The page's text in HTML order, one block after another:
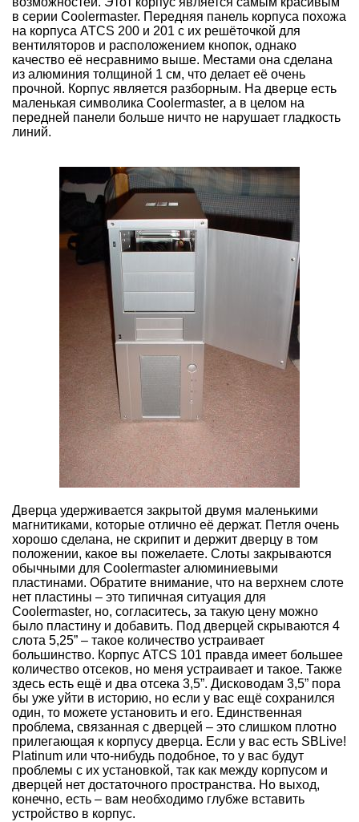
в серии Coolermaster. Передняя панель корпуса похожа
на корпуса ATCS 200 и 201 с их решёточкой для
вентиляторов и расположением кнопок, однако
качество её несравнимо выше. Местами она сделана
из алюминия толщиной 1 см, что делает её очень
прочной. Корпус является разборным. На дверце есть
маленькая символика Coolermaster, а в целом на
передней панели больше ничто не нарушает гладкость
линий.
Дверца удерживается закрытой двумя маленькими
магнитиками, которые отлично её держат. Петля очень
хорошо сделана, не скрипит и держит дверцу в том
положении, какое вы пожелаете. Слоты закрываются
обычными для Coolermaster алюминиевыми
пластинами. Обратите внимание, что на верхнем слоте
нет пластины – это типичная ситуация для
Coolermaster, но, согласитесь, за такую цену можно
было пластину и добавить. Под дверцей скрываются 4
слота 5,25” – такое количество устраивает
большинство. Корпус ATCS 101 правда имеет большее
количество отсеков, но меня устраивает и такое. Также
здесь есть ещё и два отсека 3,5”. Дисководам 3,5” пора
бы уже уйти в историю, но если у вас ещё сохранился
один, то можете установить и его. Единственная
проблема, связанная с дверцей – это слишком плотно
прилегающая к корпусу дверца. Если у вас есть SBLive!
Platinum или что-нибудь подобное, то у вас будут
проблемы с их установкой, так как между корпусом и
дверцей нет достаточного пространства. Но выход,
конечно, есть – вам необходимо глубже вставить
устройство в корпус.